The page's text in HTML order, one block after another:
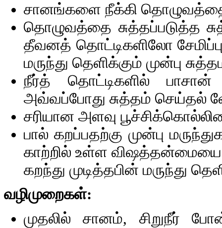
சானங்களை நீக்கி தொழுவத்தை
தொழுவத்தை சுத்தப்படுத்த
தீவனத் தொட்டிகளிலோ
மருந்து தெளிக்கும் முன்பு
நீர்த் தொட்டிகளில்
அவ்வப்போது சுத்தம் செய்தல்
சரியான அளவு
பால் கறப்பதற்கு முன்பு
காற்றில் உள்ள விஷத்தன்மையை
கறந்து முடித்தபின் மருந்து
வழிமுறைகள்:
முதலில் சானம், சிறுநீர்